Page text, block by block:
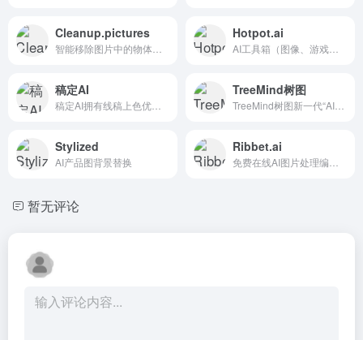
Cleanup.pictures Hotpot.ai
稿定AI TreeMind树图
Stylized
AI产品图背景替换
Ribbet.ai
暂无评论